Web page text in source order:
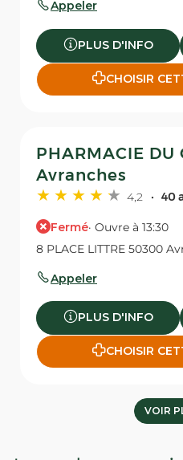
Appeler
PLUS D'INFO
CHOISIR
PHARMACIE DU
Avranches
4,2 40
Fermé· Ouvre à 13:30
8 PLACE LITTRE 50300
Appeler
PLUS D'INFO
CHOISIR
VOIR